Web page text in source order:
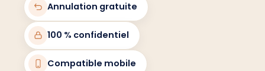
Annulation gratuite
100 % confidentiel
Compatible mobile